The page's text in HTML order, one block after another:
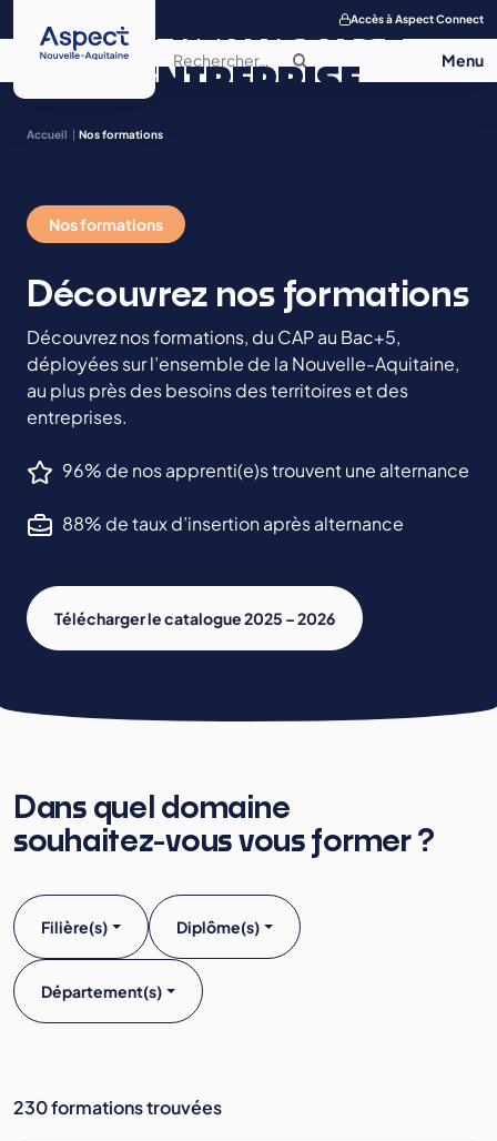
Accès à Aspect Connect
APPRENTISSAGE
ENTREPRISE
SALON DE
CONTACT
Accueil Nos formations
Nos formations
Découvrez nos formations
Découvrez nos formations, du CAP au Bac+5,
déployées sur l’ensemble de la Nouvelle-Aquitaine,
au plus près des besoins des territoires et des
entreprises.
96% de nos apprenti(e)s trouvent une alternance
88% de taux d’insertion après alternance
Télécharger le catalogue 2025 – 2026
Dans quel domaine
souhaitez-vous vous former ?
Filière(s) Diplôme(s)
Département(s)
230 formations trouvées